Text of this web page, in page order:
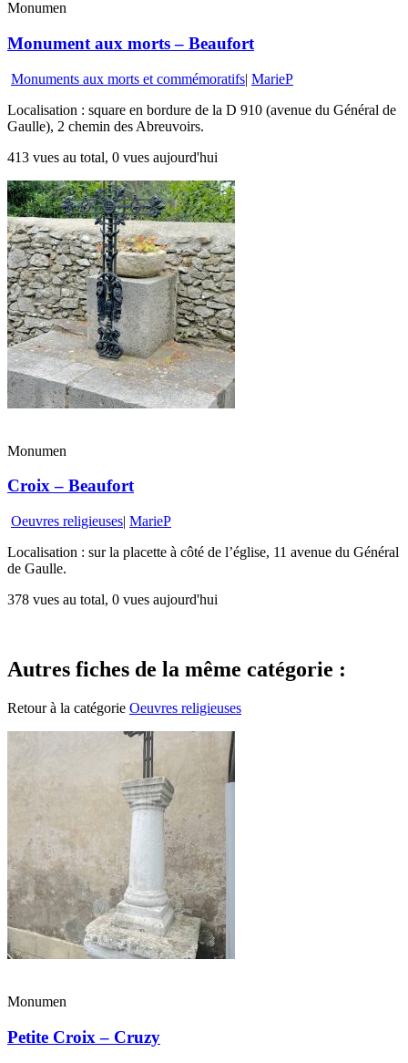
Monumen
Monument aux morts – Beaufort
Monuments aux morts et commémoratifs| MarieP
Localisation : square en bordure de la D 910 (avenue du Général de
Gaulle), 2 chemin des Abreuvoirs.
413 vues au total, 0 vues aujourd'hui
Monumen
Croix – Beaufort
Oeuvres religieuses| MarieP
Localisation : sur la placette à côté de l’église, 11 avenue du Général
de Gaulle.
378 vues au total, 0 vues aujourd'hui
Autres fiches de la même catégorie :
Retour à la catégorie Oeuvres religieuses
Monumen
Petite Croix – Cruzy